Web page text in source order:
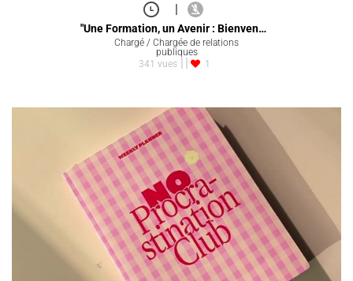
|
"Une Formation, un Avenir : Bienven…
Chargé / Chargée de relations
publiques
341 vues
1